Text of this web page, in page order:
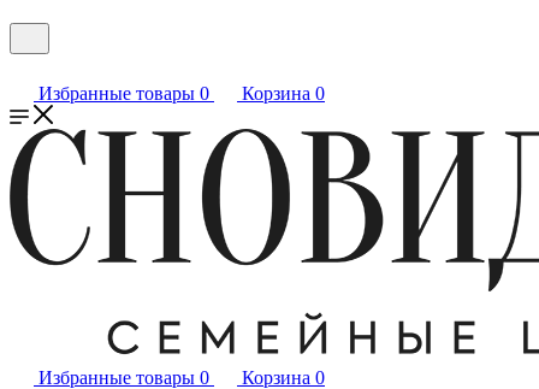
Избранные товары 0 Корзина 0
Избранные товары 0 Корзина 0